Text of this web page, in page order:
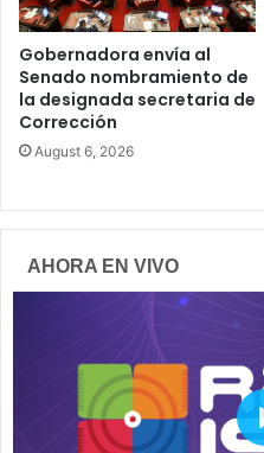
Gobernadora envía al
Senado nombramiento de
la designada secretaria de
Corrección
August 6, 2026
AHORA EN VIVO